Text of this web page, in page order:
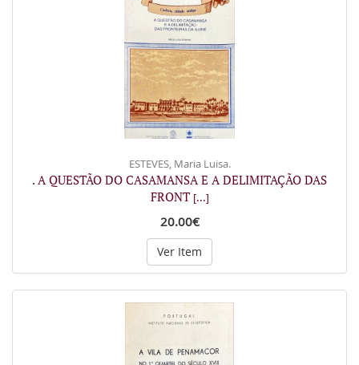
ESTEVES, Maria Luisa.
. A QUESTÃO DO CASAMANSA E A DELIMITAÇÃO DAS
FRONT [...]
20.00€
Ver Item